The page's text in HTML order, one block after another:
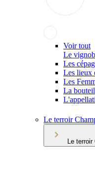
Voir tout
Le
Les
Les lieux
Les
La
Le terroir
Le